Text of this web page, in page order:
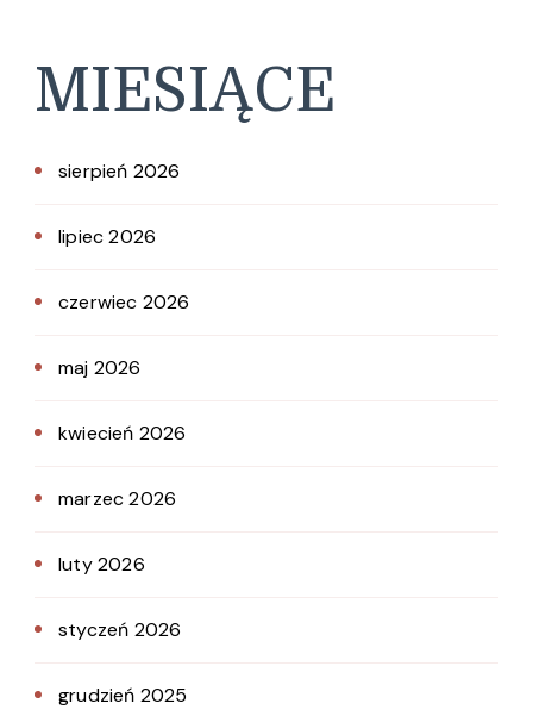
MIESIĄCE
sierpień 2026
lipiec 2026
czerwiec 2026
maj 2026
kwiecień 2026
marzec 2026
luty 2026
styczeń 2026
grudzień 2025